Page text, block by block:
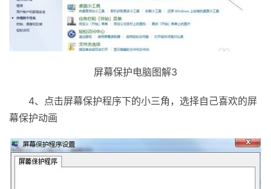
屏幕保护电脑图解3
4、点击屏幕保护程序下的小三角，选择自己喜欢的屏
幕保护动画